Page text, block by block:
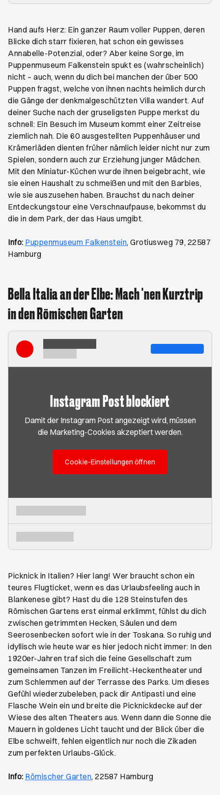
Hand aufs Herz: Ein ganzer Raum voller Puppen, deren
Blicke dich starr fixieren, hat schon ein gewisses
Annabelle-Potenzial, oder? Aber keine Sorge, im
Puppenmuseum Falkenstein spukt es (wahrscheinlich)
nicht – auch, wenn du dich bei manchen der über 500
Puppen fragst, welche von ihnen nachts heimlich durch
die Gänge der denkmalgeschützten Villa wandert. Auf
deiner Suche nach der gruseligsten Puppe merkst du
schnell: Ein Besuch im Museum kommt einer Zeitreise
ziemlich nah. Die 60 ausgestellten Puppenhäuser und
Krämerläden dienten früher nämlich leider nicht nur zum
Spielen, sondern auch zur Erziehung junger Mädchen.
Mit den Miniatur-Küchen wurde ihnen beigebracht, wie
sie einen Haushalt zu schmeißen und mit den Barbies,
wie sie auszusehen haben. Brauchst du nach deiner
Entdeckungstour eine Verschnaufpause, bekommst du
die in dem Park, der das Haus umgibt.
Info: Puppenmuseum FalkensteinÖffnet ein neues
, Grotiusweg 79, 22587
Hamburg
Bella Italia an der Elbe: Mach 'nen Kurztrip
in den Römischen Garten
Instagram Post blockiert
Damit der Instagram Post angezeigt wird, müssen
die Marketing-Cookies akzeptiert werden.
Cookie-Einstellungen öffnen
Picknick in Italien? Hier lang! Wer braucht schon ein
teures Flugticket, wenn es das Urlaubsfeeling auch in
Blankenese gibt? Hast du die 128 Steinstufen des
Römischen Gartens erst einmal erklimmt, fühlst du dich
zwischen getrimmten Hecken, Säulen und dem
Seerosenbecken sofort wie in der Toskana. So ruhig und
idyllisch wie heute war es hier jedoch nicht immer: In den
1920er-Jahren traf sich die feine Gesellschaft zum
gemeinsamen Tanzen im Freilicht-Heckentheater und
zum Schlemmen auf der Terrasse des Parks. Um dieses
Gefühl wiederzubeleben, pack dir Antipasti und eine
Flasche Wein ein und breite die Picknickdecke auf der
Wiese des alten Theaters aus. Wenn dann die Sonne die
Mauern in goldenes Licht taucht und der Blick über die
Elbe schweift, fehlen eigentlich nur noch die Zikaden
zum perfekten Urlaubs-Glück.
Info: Römischer GartenÖffnet ein neues Browser-Tab
, 22587 Hamburg